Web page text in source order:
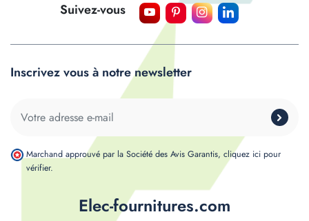
Elec-fournitures.com
Suivez-vous
Inscrivez vous à notre newsletter
Marchand approuvé par la Société des Avis Garantis, cliquez ici pour
vérifier.